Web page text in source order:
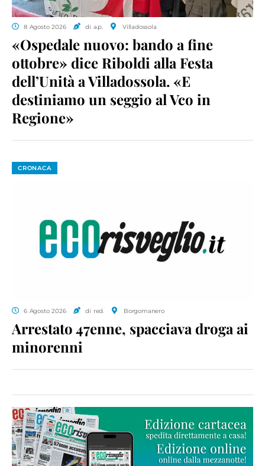
8 Agosto 2026 di a.p. Villadossola
«Ospedale nuovo: bando a fine
ottobre» dice Riboldi alla Festa
dell’Unità a Villadossola. «E
destiniamo un seggio al Vco in
Regione»
CRONACA
6 Agosto 2026 di red. Borgomanero
Arrestato 47enne, spacciava droga ai
minorenni